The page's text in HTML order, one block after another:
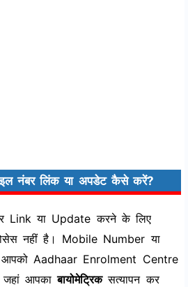
नंबर लिंक या अपडेट कैसे करें?
Link या Update करने के लिए
नहीं है। Mobile Number या
Aadhaar Enrolment Centre
जहां आपकाबायोमेट्रिकसत्यापन कर